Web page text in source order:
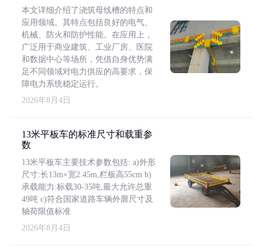
本文详细介绍了浇筑母线槽的特点和
应用领域。其特点包括良好的电气、
机械、防火和防护性能。在应用上，
广泛用于商业建筑、工业厂房、医院
和数据中心等场所，凭借自身优势满
足不同领域对电力供应的高要求，保
障电力系统稳定运行。
2026年8月4日
13米平板车的标准尺寸和载重参
数
13米平板车主要技术参数包括: a)外形
尺寸:长13m×宽2.45m,栏板高55cm b)
承载能力:标载30-35吨,最大允许总重
49吨 c)符合国家道路车辆外廓尺寸及
轴荷限值标准
2026年8月4日